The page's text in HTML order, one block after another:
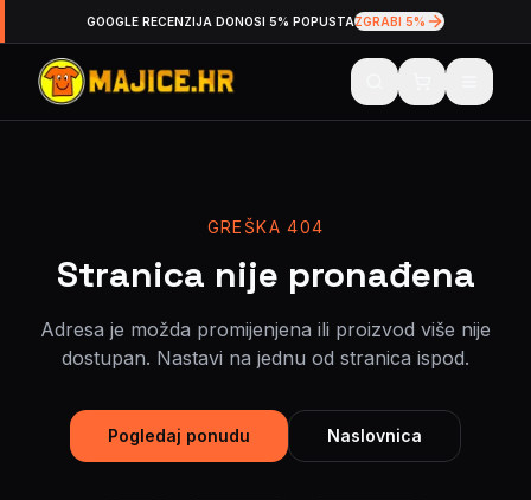
GOOGLE RECENZIJA DONOSI 5% POPUSTAZGRABI 5%
GREŠKA 404
Stranica nije pronađena
Adresa je možda promijenjena ili proizvod više nije
dostupan. Nastavi na jednu od stranica ispod.
Pogledaj ponudu Naslovnica